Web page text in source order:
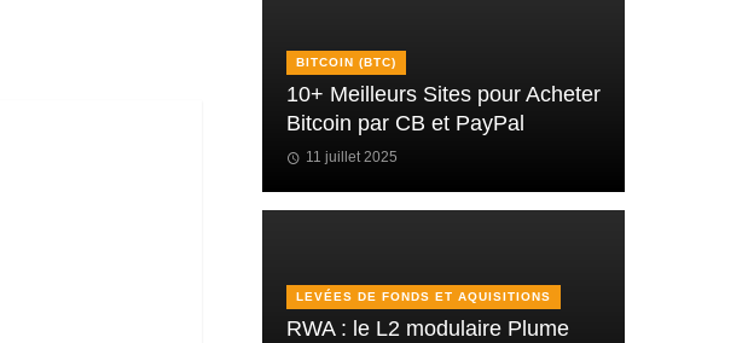
BITCOIN (BTC)
10+ Meilleurs Sites pour Acheter
Bitcoin par CB et PayPal
11 juillet 2025
LEVÉES DE FONDS ET AQUISITIONS
RWA : le L2 modulaire Plume